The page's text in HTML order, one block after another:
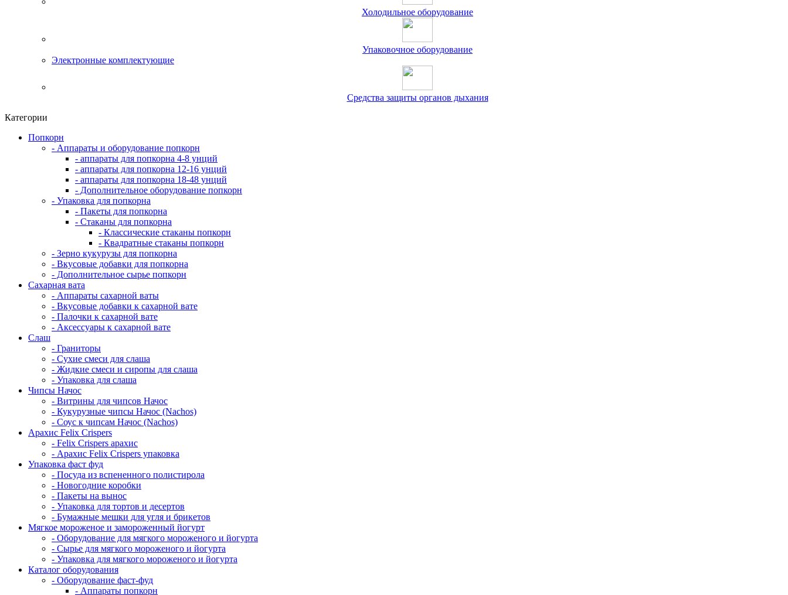
Холодильное оборудование
Упаковочное оборудование
Электронные комплектующие
Средства защиты органов дыхания
Категории
Попкорн
- Аппараты и оборудование попкорн
- аппараты для попкорна 4-8 унций
- аппараты для попкорна 12-16 унций
- аппараты для попкорна 18-48 унций
- Дополнительное оборудование попкорн
- Упаковка для попкорна
- Пакеты для попкорна
- Стаканы для попкорна
- Классические стаканы попкорн
- Квадратные стаканы попкорн
- Зерно кукурузы для попкорна
- Вкусовые добавки для попкорна
- Дополнительное сырье попкорн
Сахарная вата
- Аппараты сахарной ваты
- Вкусовые добавки к сахарной вате
- Палочки к сахарной вате
- Аксессуары к сахарной вате
Cлаш
- Граниторы
- Сухие смеси для слаша
- Жидкие смеси и сиропы для слаша
- Упаковка для слаша
Чипсы Начос
- Витрины для чипсов Начос
- Кукурузные чипсы Начос (Nachos)
- Соус к чипсам Начос (Nachos)
Арахис Felix Crispers
- Felix Crispers арахис
- Арахис Felix Crispers упаковка
Упаковка фаст фуд
- Посуда из вспененного полистирола
- Новогодние коробки
- Пакеты на вынос
- Упаковка для тортов и десертов
- Бумажные мешки для угля и брикетов
Мягкое мороженое и замороженный йогурт
- Оборудование для мягкого мороженого и йогурта
- Сырье для мягкого мороженого и йогурта
- Упаковка для мягкого мороженого и йогурта
Каталог оборудования
- Оборудование фаст-фуд
- Аппараты попкорн